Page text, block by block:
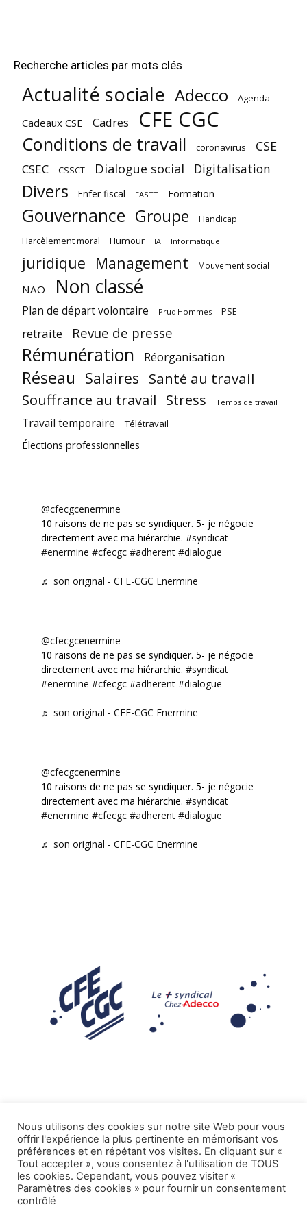
Recherche articles par mots clés
Actualité sociale Adecco Agenda
Cadeaux CSE Cadres CFE CGC
Conditions de travail coronavirus CSE
CSEC CSSCT Dialogue social Digitalisation
Divers Enfer fiscal FASTT Formation
Gouvernance Groupe Handicap
Harcèlement moral Humour IA Informatique
juridique Management Mouvement social
NAO Non classé
Plan de départ volontaire Prud'Hommes PSE
retraite Revue de presse
Rémunération Réorganisation
Réseau Salaires Santé au travail
Souffrance au travail Stress Temps de travail
Travail temporaire Télétravail
Élections professionnelles
@cfecgcenermine
10 raisons de ne pas se syndiquer. 5- je négocie
directement avec ma hiérarchie. #syndicat
#enermine #cfecgc #adherent #dialogue
♬ son original - CFE-CGC Enermine
@cfecgcenermine
10 raisons de ne pas se syndiquer. 5- je négocie
directement avec ma hiérarchie. #syndicat
#enermine #cfecgc #adherent #dialogue
♬ son original - CFE-CGC Enermine
@cfecgcenermine
10 raisons de ne pas se syndiquer. 5- je négocie
directement avec ma hiérarchie. #syndicat
#enermine #cfecgc #adherent #dialogue
♬ son original - CFE-CGC Enermine
Mentions légales
Tous droits réservés CFE-CGC ADECCO.
Nous utilisons des cookies sur notre site Web pour vous
offrir l'expérience la plus pertinente en mémorisant vos
préférences et en répétant vos visites. En cliquant sur «
Tout accepter », vous consentez à l'utilisation de TOUS
les cookies. Cependant, vous pouvez visiter «
Paramètres des cookies » pour fournir un consentement
contrôlé